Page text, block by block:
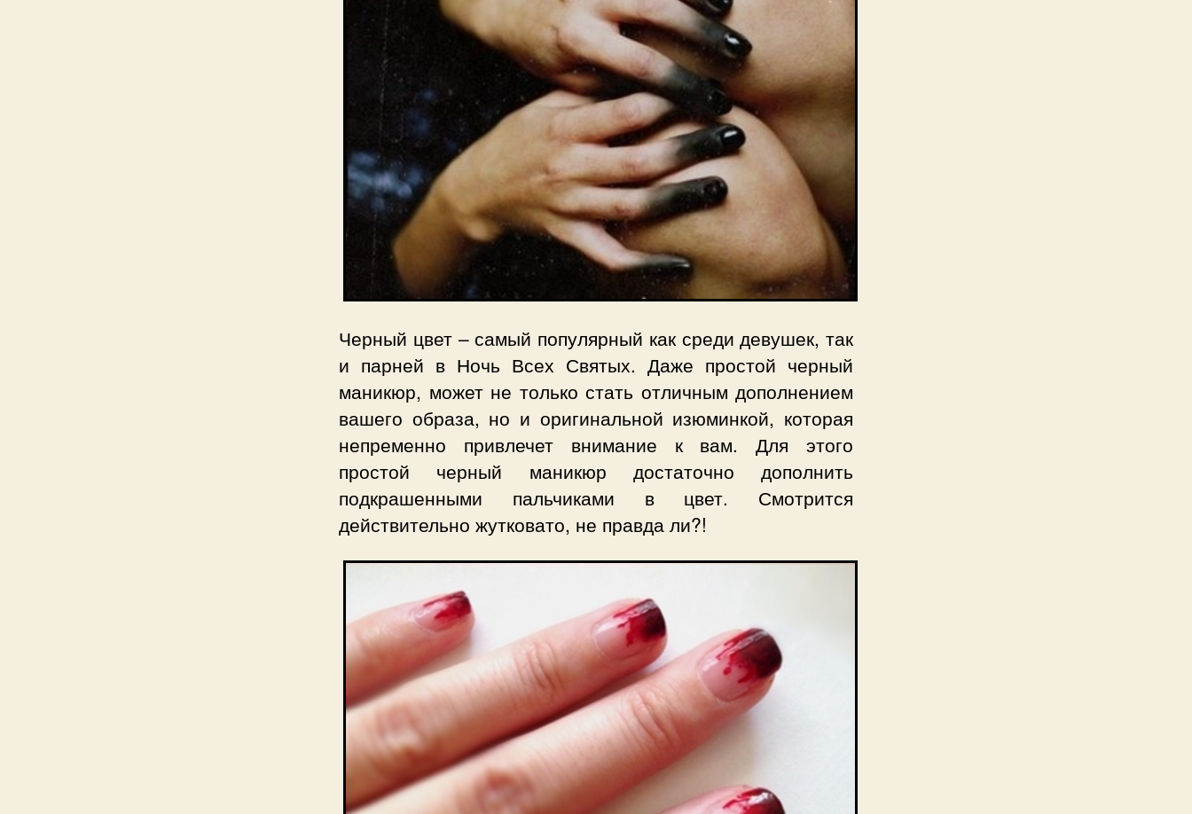
Черный цвет – самый популярный как среди девушек, так
и парней в Ночь Всех Святых. Даже простой черный
маникюр, может не только стать отличным дополнением
вашего образа, но и оригинальной изюминкой, которая
непременно привлечет внимание к вам. Для этого
простой черный маникюр достаточно дополнить
подкрашенными пальчиками в цвет. Смотрится
действительно жутковато, не правда ли?!